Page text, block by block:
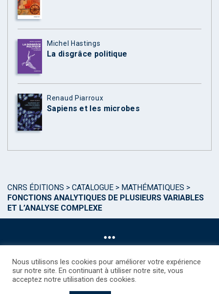
Michel Hastings
La disgrâce politique
Renaud Piarroux
Sapiens et les microbes
CNRS ÉDITIONS > CATALOGUE > MATHÉMATIQUES >
FONCTIONS ANALYTIQUES DE PLUSIEURS VARIABLES
ET L’ANALYSE COMPLEXE
©CNRS EDITIONS 2025
Nous utilisons les cookies pour améliorer votre expérience
sur notre site. En continuant à utiliser notre site, vous
acceptez notre utilisation des cookies.